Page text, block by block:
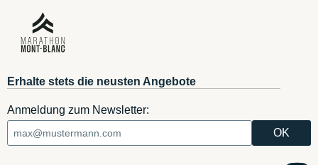
Erhalte stets die neusten Angebote
Anmeldung zum Newsletter: